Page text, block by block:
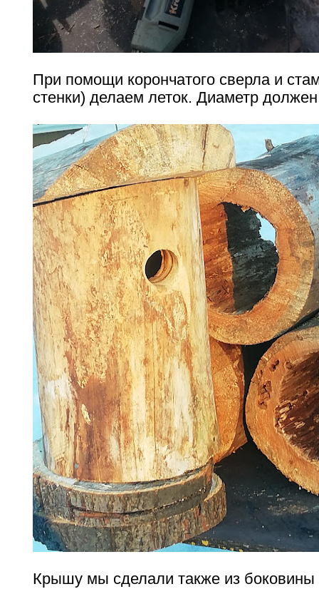
При помощи корончатого сверла и
стенки) делаем леток. Диаметр
Крышу мы сделали также из боковины